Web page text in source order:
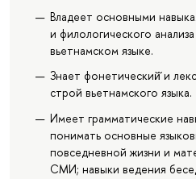
Владеет основными
и филологического
вьетнамском языке.
Знает фонетический̆ и
строй вьетнамского языка.
Имеет грамматические
понимать основные
повседневной жизни и
СМИ; навыки ведения